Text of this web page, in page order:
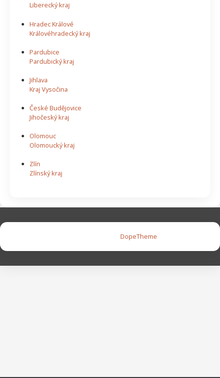
Liberecký kraj
Hradec Králové
Královéhradecký kraj
Pardubice
Pardubický kraj
Jihlava
Kraj Vysočina
České Budějovice
Jihočeský kraj
Olomouc
Olomoucký kraj
Zlín
Zlínský kraj
DopeTheme